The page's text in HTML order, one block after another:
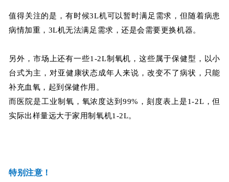
值得关注的是，有时候3L机可以暂时满足需求，但随着病患
病情加重，3L机无法满足需求，还是会需要更换机器。
另外，市场上还有一些1-2L制氧机，这些属于保健型，以小
台式为主，对亚健康状态成年人来说，改变不了病状，只能
补充血氧，起到保健作用。
而医院是工业制氧，氧浓度达到99%，刻度表上是1-2L，但
实际出样量远大于家用制氧机1-2L。
特别注意！